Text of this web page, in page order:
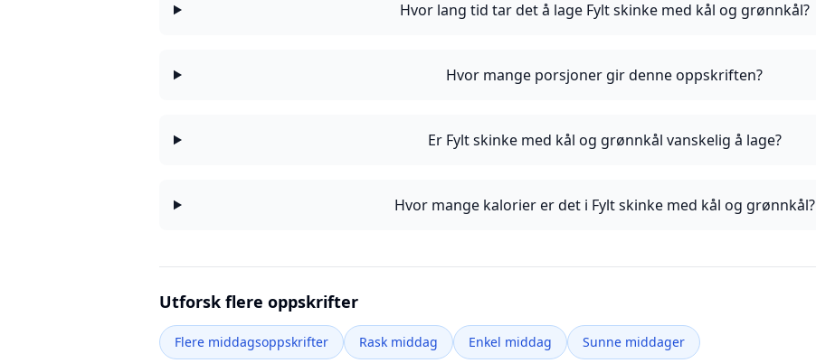
Hvor lang tid tar det å lage Fylt skinke med kål og grønnkål?
Hvor mange porsjoner gir denne oppskriften?
Er Fylt skinke med kål og grønnkål vanskelig å lage?
Hvor mange kalorier er det i Fylt skinke med kål og grønnkål?
Utforsk flere oppskrifter
Flere middagsoppskrifter Rask middag Enkel middag Sunne middager